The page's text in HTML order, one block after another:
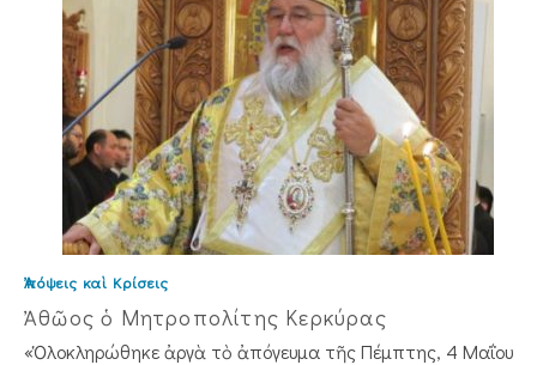
Ἀπόψεις καὶ Κρίσεις
Ἀθῶος ὁ Μητροπολίτης Κερκύρας
«Ὁλοκληρώθηκε ἀργὰ τὸ ἀπόγευμα τῆς Πέμπτης, 4 Μαΐου